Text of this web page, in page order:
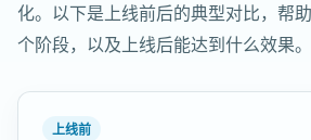
化。以下是上线前后的典型对比，帮
个阶段，以及上线后能达到什么效果。
上线前